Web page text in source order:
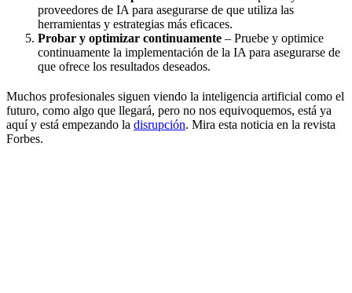
proveedores de IA para asegurarse de que utiliza las
herramientas y estrategias más eficaces.
Probar y optimizar continuamente – Pruebe y optimice
continuamente la implementación de la IA para asegurarse de
que ofrece los resultados deseados.
Muchos profesionales siguen viendo la inteligencia artificial como el
futuro, como algo que llegará, pero no nos equivoquemos, está ya
aquí y está empezando la disrupción. Mira esta noticia en la revista
Forbes.